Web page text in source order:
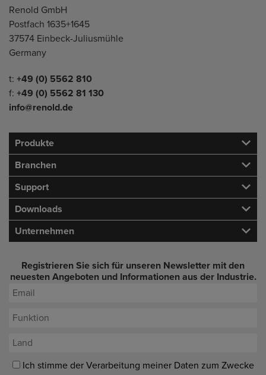
Adresse
Renold GmbH
Postfach 1635+1645
37574 Einbeck-Juliusmühle
Germany
Telefon/Fax
t: +49 (0) 5562 810
f: +49 (0) 5562 81 130
info@renold.de
Produkte
Branchen
Support
Downloads
Unternehmen
Registrieren Sie sich für unseren Newsletter mit den
neuesten Angeboten und Informationen aus der Industrie.
Ich stimme der Verarbeitung meiner Daten zum Zwecke